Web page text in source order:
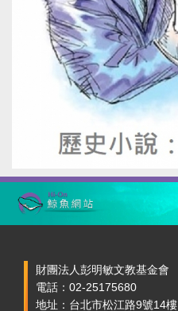
財團法人彭明敏文教基金會
電話：02-25175680
地址：台北市松江路9號14樓